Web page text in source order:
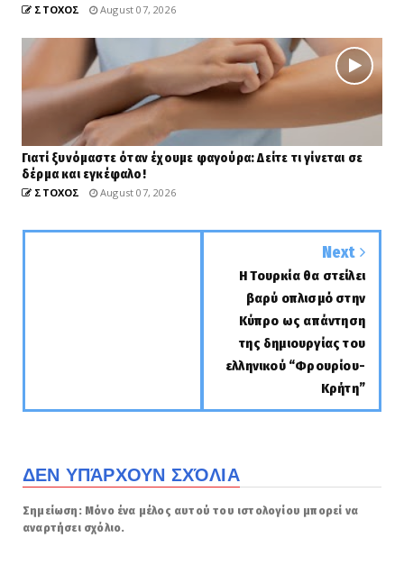
ΣΤΟΧΟΣ August 07, 2026
Γιατί ξυνόμαστε όταν έχουμε φαγούρα: Δείτε τι γίνεται σε
δέρμα και εγκέφαλο!
ΣΤΟΧΟΣ August 07, 2026
Next
Η Τουρκία θα στείλει
βαρύ οπλισμό στην
Κύπρο ως απάντηση
της δημιουργίας του
ελληνικού “Φρουρίου-
Κρήτη”
ΔΕΝ ΥΠΆΡΧΟΥΝ ΣΧΌΛΙΑ
Σημείωση: Μόνο ένα μέλος αυτού του ιστολογίου μπορεί να
αναρτήσει σχόλιο.